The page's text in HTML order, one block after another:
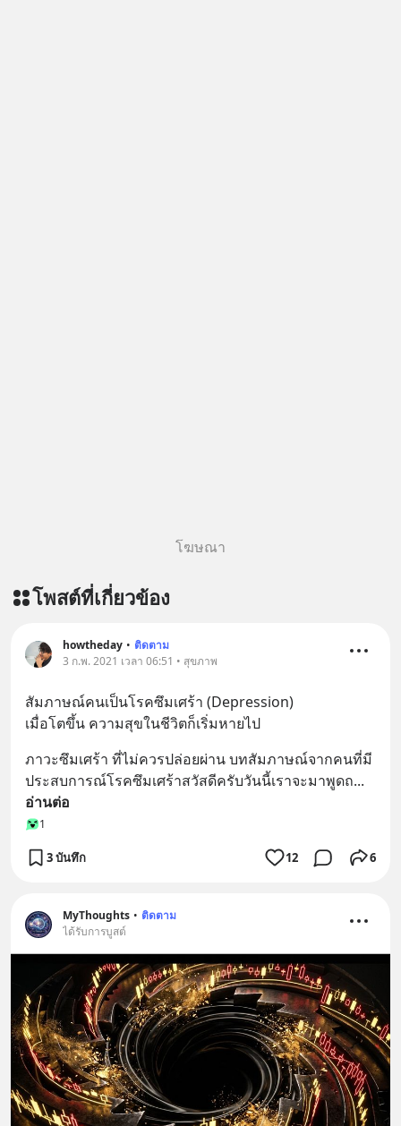
โฆษณา
โพสต์ที่เกี่ยวข้อง
howtheday • ติดตาม
3 ก.พ. 2021 เวลา 06:51 • สุขภาพ
สัมภาษณ์คนเป็นโรคซึมเศร้า (Depression)
เมื่อโตขึ้น ความสุขในชีวิตก็เริ่มหายไป
ภาวะซึมเศร้า ที่ไม่ควรปล่อยผ่าน บทสัมภาษณ์จากคนที่มี
ประสบการณ์โรคซึมเศร้าสวัสดีครับวันนี้เราจะมาพูดถ
อ่านต่อ
1
3 บันทึก 12 6
MyThoughts • ติดตาม
ได้รับการบูสต์